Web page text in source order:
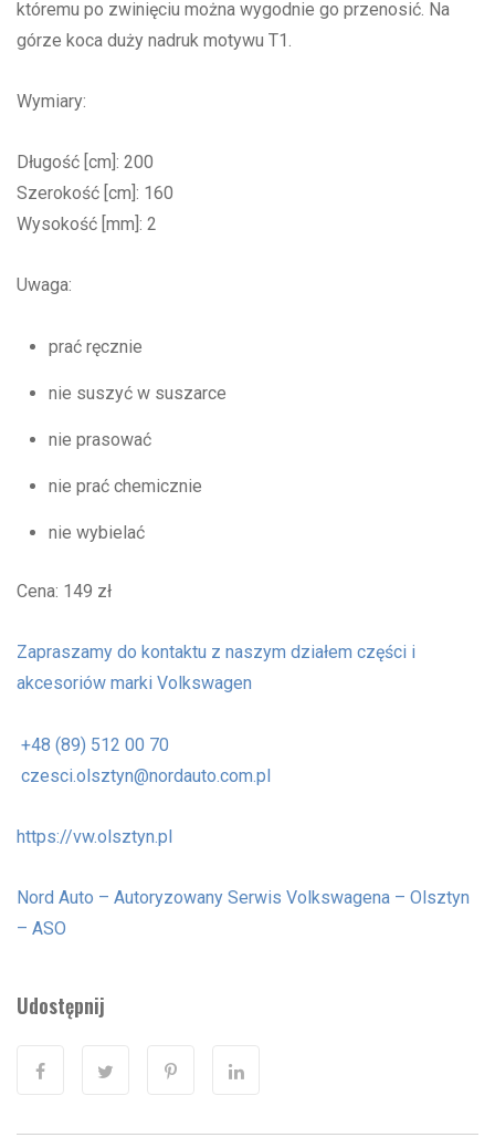
któremu po zwinięciu można wygodnie go przenosić. Na
górze koca duży nadruk motywu T1.
Wymiary:
Długość [cm]: 200
Szerokość [cm]: 160
Wysokość [mm]: 2
Uwaga:
prać ręcznie
nie suszyć w suszarce
nie prasować
nie prać chemicznie
nie wybielać
Cena: 149 zł
Zapraszamy do kontaktu z naszym działem części i
akcesoriów marki Volkswagen
+48 (89) 512 00 70
czesci.olsztyn@nordauto.com.pl
https://vw.olsztyn.pl
Nord Auto – Autoryzowany Serwis Volkswagena – Olsztyn
– ASO
Udostępnij